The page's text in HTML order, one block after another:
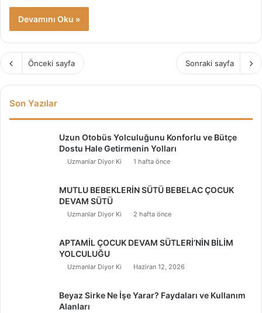
Devamını Oku »
Önceki sayfa Sonraki sayfa
Son Yazılar
Uzun Otobüs Yolculuğunu Konforlu ve Bütçe
Dostu Hale Getirmenin Yolları
Uzmanlar Diyor Ki 1 hafta önce
MUTLU BEBEKLERİN SÜTÜ BEBELAC ÇOCUK
DEVAM SÜTÜ
Uzmanlar Diyor Ki 2 hafta önce
APTAMİL ÇOCUK DEVAM SÜTLERİ’NİN BİLİM
YOLCULUĞU
Uzmanlar Diyor Ki Haziran 12, 2026
Beyaz Sirke Ne İşe Yarar? Faydaları ve Kullanım
Alanları